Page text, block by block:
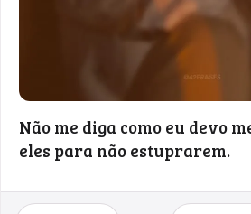
Não me diga como eu devo
eles para não estuprarem.